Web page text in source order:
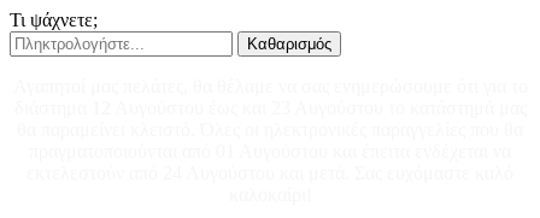
Τι ψάχνετε;
Καθαρισμός